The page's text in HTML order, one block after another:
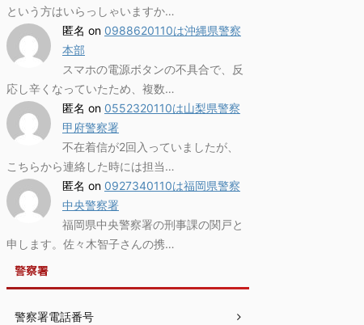
という方はいらっしゃいますか…
匿名 on 0988620110は沖縄県警察
本部
スマホの電源ボタンの不具合で、反
応し辛くなっていたため、複数…
匿名 on 0552320110は山梨県警察
甲府警察署
不在着信が2回入っていましたが、
こちらから連絡した時には担当…
匿名 on 0927340110は福岡県警察
中央警察署
福岡県中央警察署の刑事課の関戸と
申します。佐々木智子さんの携…
警察署
警察署電話番号